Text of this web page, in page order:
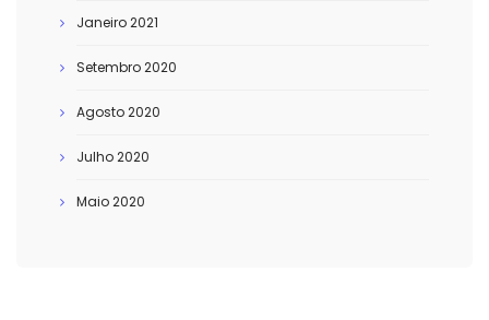
Janeiro 2021
Setembro 2020
Agosto 2020
Julho 2020
Maio 2020